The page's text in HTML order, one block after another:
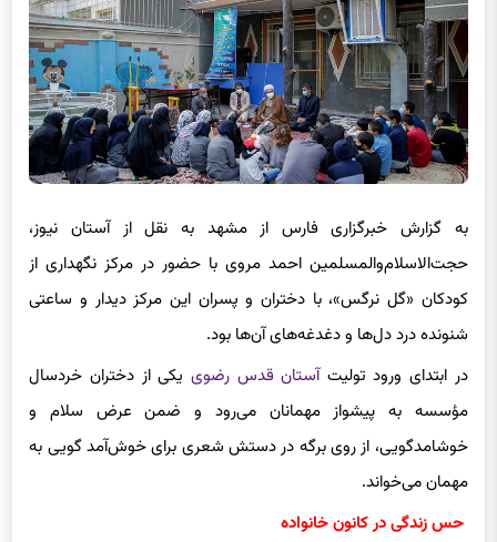
به گزارش خبرگزاری فارس از مشهد به نقل از آستان نیوز،
حجت‌الاسلام‌والمسلمین احمد مروی با حضور در مرکز نگهداری از
کودکان «گل نرگس»، با دختران و پسران این مرکز دیدار و ساعتی
شنونده درد دل‌ها و دغدغه‌های آن‌ها بود.
در ابتدای ورود تولیتآستان قدس رضوی یکی از دختران خردسال
مؤسسه به پیشواز مهمانان می‌رود و ضمن عرض سلام و
خوشامدگویی، از روی برگه در دستش شعری برای خوش‌آمد گویی به
مهمان می‌خواند.